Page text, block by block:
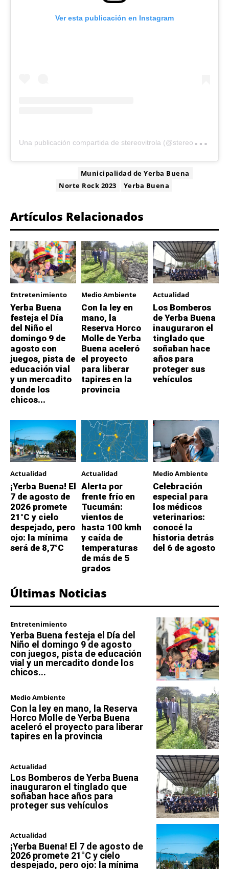
Ver esta publicación en Instagram
U
na publicación compartida de stereovitrola (@stereovitrola)
Municipalidad de Yerba Buena
Norte Rock 2023
Yerba Buena
Artículos Relacionados
Entretenimiento
Yerba Buena
festeja el Día
del Niño el
domingo 9 de
agosto con
juegos, pista de
educación vial
y un mercadito
donde los
chicos...
Medio Ambiente
Con la ley en
mano, la
Reserva Horco
Molle de Yerba
Buena aceleró
el proyecto
para liberar
tapires en la
provincia
Actualidad
Los Bomberos
de Yerba Buena
inauguraron el
tinglado que
soñaban hace
años para
proteger sus
vehículos
Actualidad
¡Yerba Buena! El
7 de agosto de
2026 promete
21°C y cielo
despejado, pero
ojo: la mínima
será de 8,7°C
Actualidad
Alerta por
frente frío en
Tucumán:
vientos de
hasta 100 kmh
y caída de
temperaturas
de más de 5
grados
Medio Ambiente
Celebración
especial para
los médicos
veterinarios:
conocé la
historia detrás
del 6 de agosto
Últimas Noticias
Entretenimiento
Yerba Buena festeja el Día del
Niño el domingo 9 de agosto
con juegos, pista de educación
vial y un mercadito donde los
chicos...
Medio Ambiente
Con la ley en mano, la Reserva
Horco Molle de Yerba Buena
aceleró el proyecto para liberar
tapires en la provincia
Actualidad
Los Bomberos de Yerba Buena
inauguraron el tinglado que
soñaban hace años para
proteger sus vehículos
Actualidad
¡Yerba Buena! El 7 de agosto de
2026 promete 21°C y cielo
despejado, pero ojo: la mínima